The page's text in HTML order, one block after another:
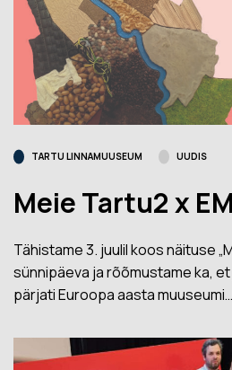
TARTU LINNAMUUSEUM UUDIS
Meie Tartu2 x
Tähistame 3. juulil koos näituse
sünnipäeva ja rõõmustame ka,
pärjati Euroopa aasta muuseumi…